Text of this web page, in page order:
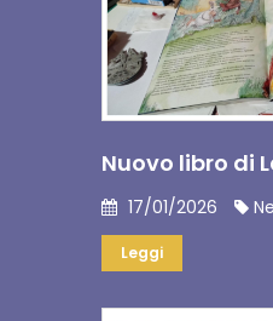
Nuovo libro di
17/01/2026
Leggi